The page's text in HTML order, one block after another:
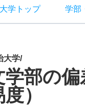
大学トップ 学部
大学/
学部の
）